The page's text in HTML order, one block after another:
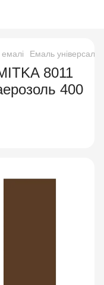
емалі Емаль
8011
400